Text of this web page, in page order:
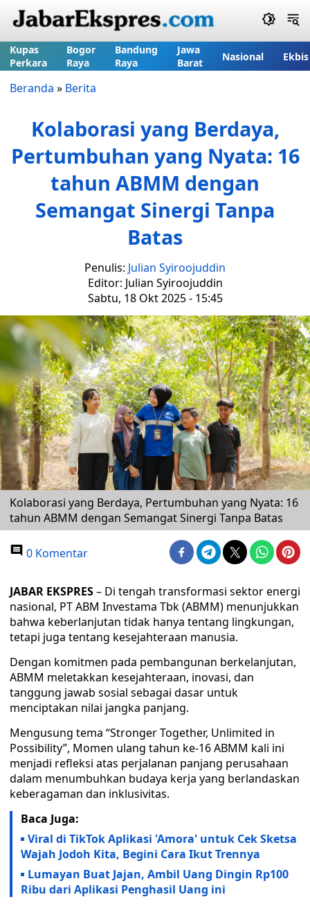
Kupas
Perkara
Bogor
Raya
Bandung
Raya
Jawa
Barat
Nasional Ekbis
Beranda » Berita
Kolaborasi yang Berdaya,
Pertumbuhan yang Nyata: 16
tahun ABMM dengan
Semangat Sinergi Tanpa
Batas
Penulis: Julian Syiroojuddin
Editor: Julian Syiroojuddin
Sabtu, 18 Okt 2025 - 15:45
Kolaborasi yang Berdaya, Pertumbuhan yang Nyata: 16
tahun ABMM dengan Semangat Sinergi Tanpa Batas
0 Komentar
JABAR EKSPRES– Di tengah transformasi sektor energi
nasional, PT ABM Investama Tbk (ABMM) menunjukkan
bahwa keberlanjutan tidak hanya tentang lingkungan,
tetapi juga tentang kesejahteraan manusia.
Dengan komitmen pada pembangunan berkelanjutan,
ABMM meletakkan kesejahteraan, inovasi, dan
tanggung jawab sosial sebagai dasar untuk
menciptakan nilai jangka panjang.
Mengusung tema “Stronger Together, Unlimited in
Possibility”, Momen ulang tahun ke-16 ABMM kali ini
menjadi refleksi atas perjalanan panjang perusahaan
dalam menumbuhkan budaya kerja yang berlandaskan
keberagaman dan inklusivitas.
Baca Juga:
Viral di TikTok Aplikasi 'Amora' untuk Cek Sketsa
Wajah Jodoh Kita, Begini Cara Ikut Trennya
Lumayan Buat Jajan, Ambil Uang Dingin Rp100
Ribu dari Aplikasi Penghasil Uang ini